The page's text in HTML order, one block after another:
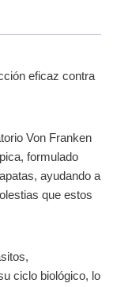
eficaz contra
Von Franken
formulado
ayudando a
que estos
ciclo biológico, lo